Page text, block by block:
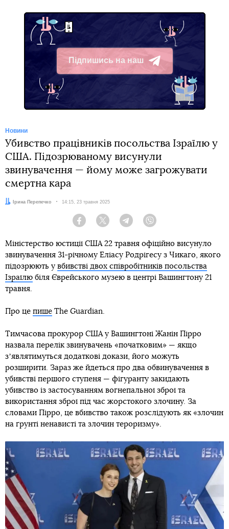
Підпишись на наш
Telegram
Новини
Убивство працівників посольства Ізраїлю у
США. Підозрюваному висунули
звинувачення — йому може загрожувати
смертна кара
Автор:Ірина Перепечко Дата:
14:15, 23 травня 2025
Facebook Twitter Telegram
Міністерство юстиції США 22 травня офіційно висунуло
звинувачення 31-річному Еліасу Родрігесу з Чикаго, якого
підозрюють у вбивстві двох співробітників посольства
Ізраїлю біля Єврейського музею в центрі Вашингтону 21
травня.
Про це пише The Guardian.
Тимчасова прокурор США у Вашингтоні Жанін Пірро
назвала перелік звинувачень «початковим» — якщо
зʼявлятимуться додаткові докази, його можуть
розширити. Зараз же йдеться про два обвинувачення в
убивстві першого ступеня — фігуранту закидають
убивство із застосуванням вогнепальної зброї та
використання зброї під час жорстокого злочину. За
словами Пірро, це вбивство також розслідують як «злочин
на ґрунті ненависті та злочин тероризму».